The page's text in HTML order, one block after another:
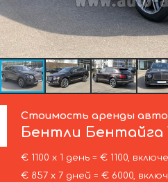
Стоимость аренды авто
Бентли Бентайга
€ 1100 х 1 день = € 1100,
€ 857 х 7 дней = € 6000,